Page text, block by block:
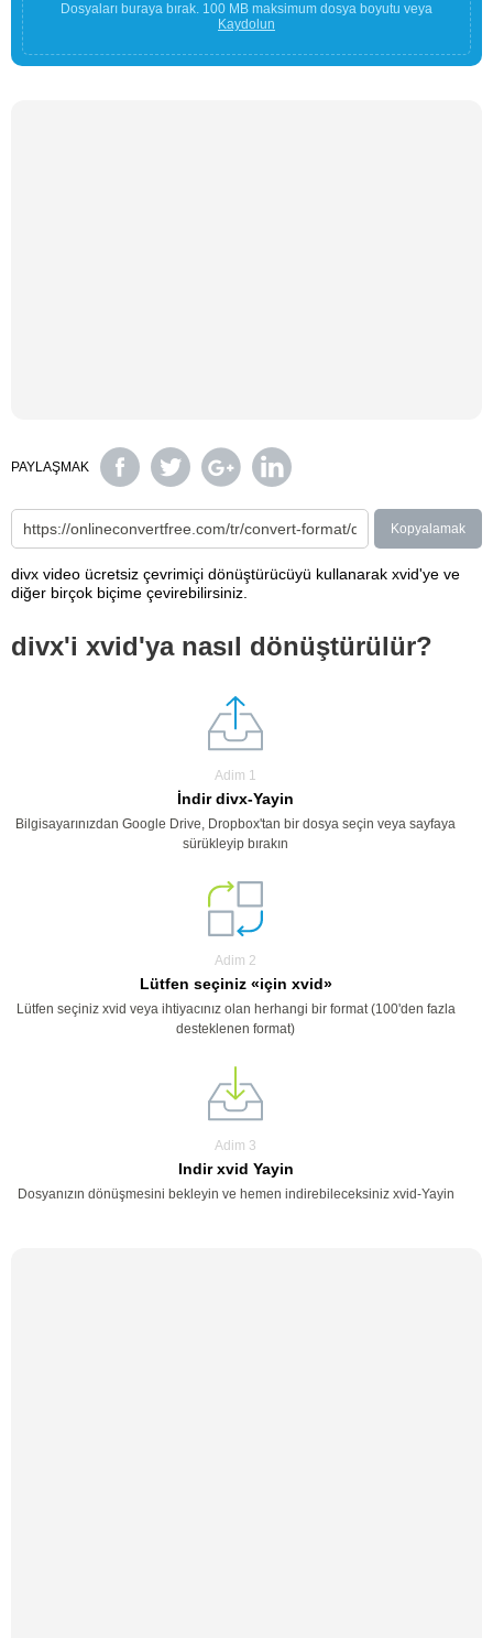
Dosyaları buraya bırak. 100 MB maksimum dosya boyutu veya
Kaydolun
PAYLAŞMAK
Kopyalamak
divx video ücretsiz çevrimiçi dönüştürücüyü kullanarak xvid'ye ve
diğer birçok biçime çevirebilirsiniz.
divx'i xvid'ya nasıl dönüştürülür?
Adim 1
İndir divx-Yayin
Bilgisayarınızdan Google Drive, Dropbox'tan bir dosya seçin veya sayfaya
sürükleyip bırakın
Adim 2
Lütfen seçiniz «için xvid»
Lütfen seçiniz xvid veya ihtiyacınız olan herhangi bir format (100'den fazla
desteklenen format)
Adim 3
Indir xvid Yayin
Dosyanızın dönüşmesini bekleyin ve hemen indirebileceksiniz xvid-Yayin